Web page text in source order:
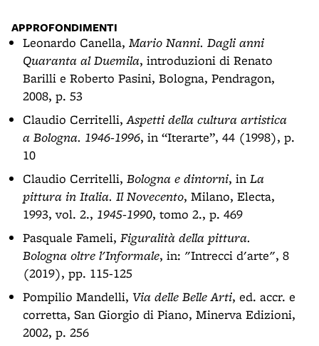
APPROFONDIMENTI
Leonardo Canella, Mario Nanni. Dagli anni
Quaranta al Duemila, introduzioni di Renato
Barilli e Roberto Pasini, Bologna, Pendragon,
2008, p. 53
Claudio Cerritelli,Aspetti della cultura artistica
a Bologna. 1946-1996, in “Iterarte”, 44 (1998), p.
10
Claudio Cerritelli, Bologna e dintorni, in La
pittura in Italia. Il Novecento, Milano, Electa,
1993, vol. 2., 1945-1990, tomo 2., p. 469
Pasquale Fameli, Figuralità della pittura.
Bologna oltre l'Informale, in: "Intrecci d'arte", 8
(2019), pp. 115-125
Pompilio Mandelli, Via delle Belle Arti, ed. accr. e
corretta, San Giorgio di Piano, Minerva Edizioni,
2002, p. 256